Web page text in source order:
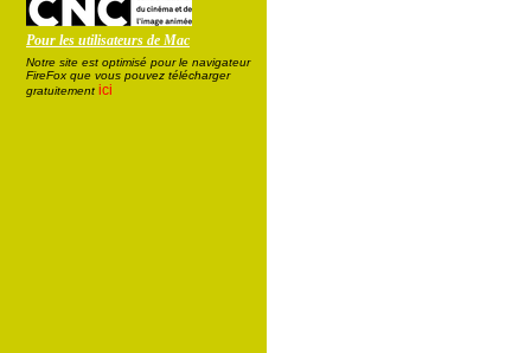
Pour les utilisateurs de Mac
Notre site est optimisé pour le navigateur
FireFox que vous pouvez télécharger
gratuitement ici